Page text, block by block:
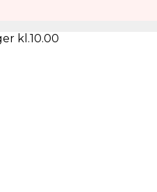
kl.10.00